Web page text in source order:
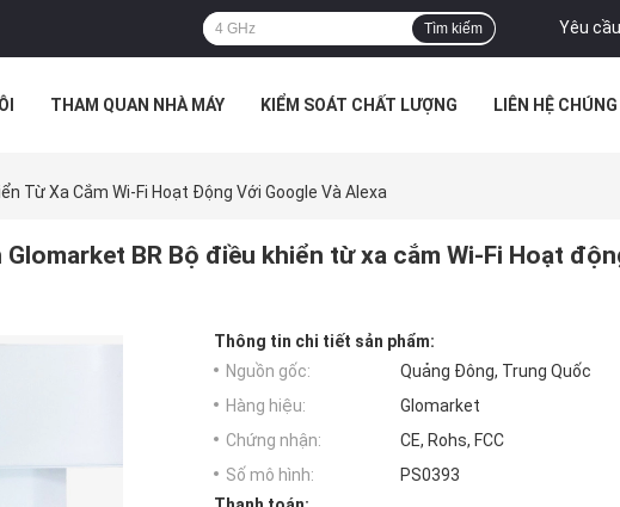
Yêu
Tìm kiếm
THAM QUAN NHÀ MÁY KIỂM SOÁT CHẤT LƯỢNG LIÊN HỆ CHÚNG
Từ Xa Cắm Wi-Fi Hoạt Động Với Google Và Alexa
BR Bộ điều khiển từ xa cắm Wi-Fi Hoạt
Thông tin chi tiết sản phẩm:
Nguồn gốc:
Quảng Đông, Trung Quốc
Hàng hiệu:
Glomarket
Chứng nhận:
CE, Rohs, FCC
Số mô hình:
PS0393